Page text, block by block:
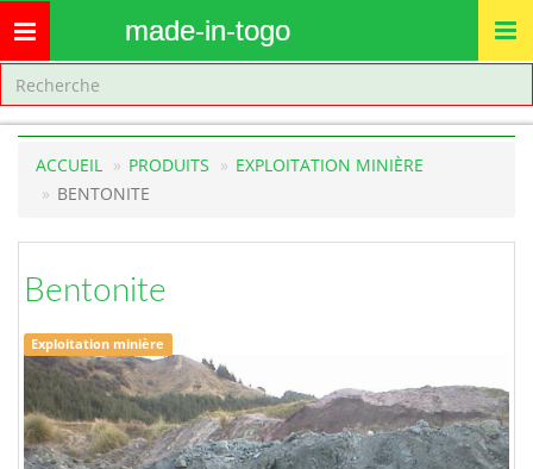
Toggle
navigation
made-in-togo
ACCUEIL PRODUITS
EXPLOITATION MINIÈRE
BENTONITE
Bentonite
Exploitation minière